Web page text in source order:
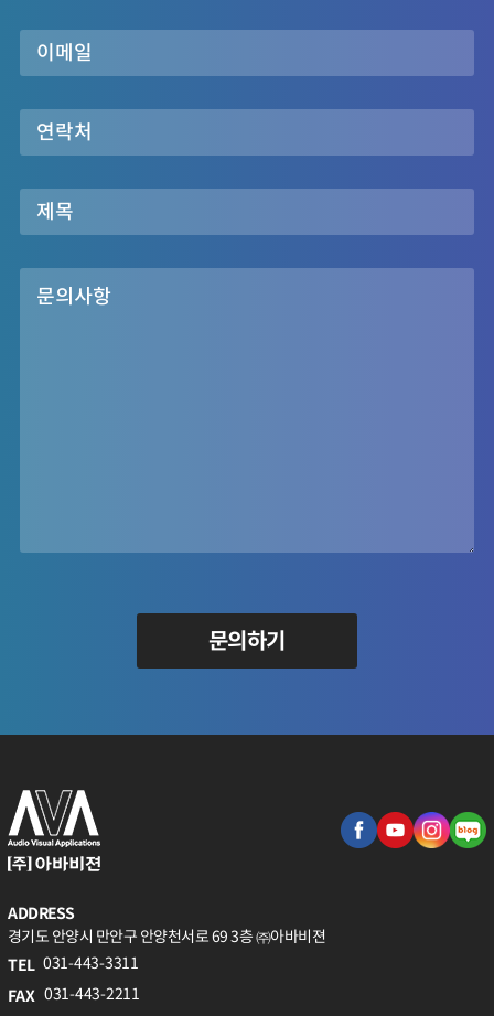
문의하기
ADDRESS
경기도 안양시 만안구 안양천서로 69 3층 ㈜아바비젼
TEL 031-443-3311
FAX 031-443-2211